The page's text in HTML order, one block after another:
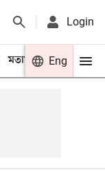
Login
মতামত খেলা
Eng